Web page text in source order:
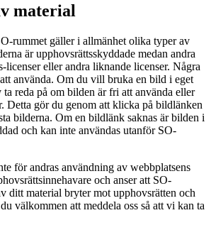
material
rummet gäller i allmänhet olika typer av
är upphovsrättsskyddade medan andra
licenser eller andra liknande licenser. Några
använda. Om du vill bruka en bild i eget
ta reda på om bilden är fri att använda eller
Detta gör du genom att klicka på bildlänken
bilderna. Om en bildlänk saknas är bilden i
och kan inte användas utanför SO-
för andras användning av webbplatsens
och anser att SO-
ditt material bryter mot upphovsrätten och
välkommen att meddela oss så att vi kan ta